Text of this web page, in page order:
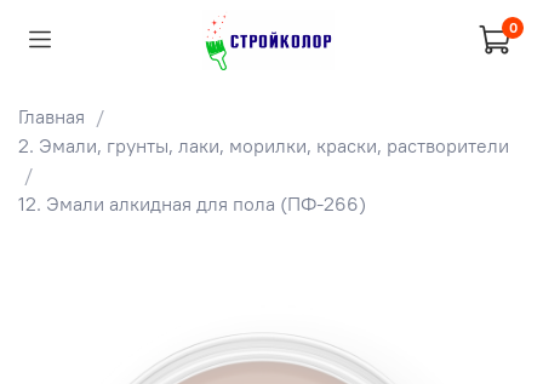
0
Главная
2. Эмали, грунты, лаки, морилки, краски, растворители
12. Эмали алкидная для пола (ПФ-266)